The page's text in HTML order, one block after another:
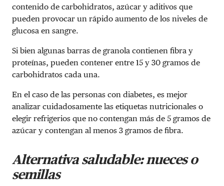
contenido de carbohidratos, azúcar y aditivos que
pueden provocar un rápido aumento de los niveles de
glucosa en sangre.
Si bien algunas barras de granola contienen fibra y
proteínas, pueden contener entre 15 y 30 gramos de
carbohidratos cada una.
En el caso de las personas con diabetes, es mejor
analizar cuidadosamente las etiquetas nutricionales o
elegir refrigerios que no contengan más de 5 gramos de
azúcar y contengan al menos 3 gramos de fibra.
Alternativa saludable: nueces o
semillas